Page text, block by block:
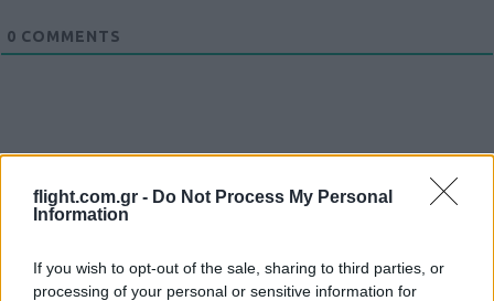
flight.com.gr - Do Not Process My Personal
Information
If you wish to opt-out of the sale, sharing to third parties, or
processing of your personal or sensitive information for
Ροή Ειδήσεων
0 COMMENTS